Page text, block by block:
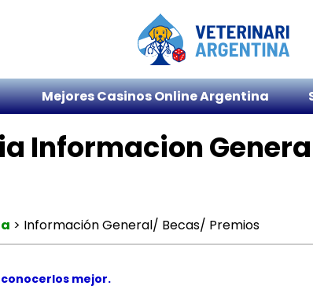
Mejores Casinos Online Argentina
Informacion
> Información General/ Becas/ Premios
mejor.